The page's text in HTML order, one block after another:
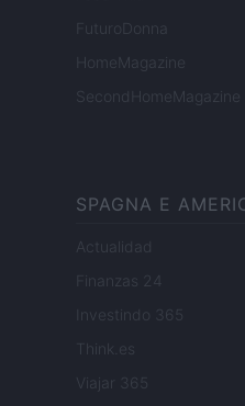
FuturoDonna
HomeMagazine
SecondHomeMagazine
SPAGNA E
Actualidad
Finanzas 24
Investindo 365
Think.es
Viajar 365